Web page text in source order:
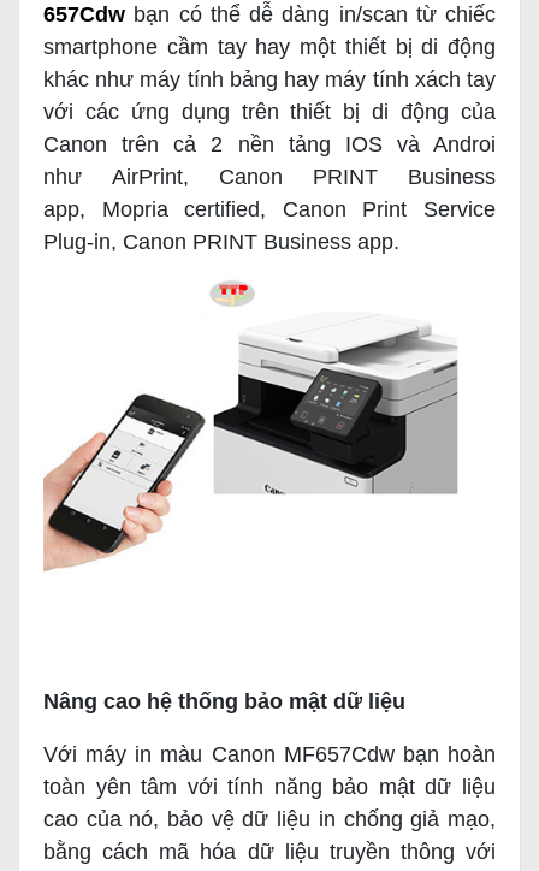
657Cdw bạn có thể dễ dàng in/scan từ chiếc
smartphone cầm tay hay một thiết bị di động
khác như máy tính bảng hay máy tính xách tay
với các ứng dụng trên thiết bị di động của
Canon trên cả 2 nền tảng IOS và Androi
như AirPrint, Canon PRINT Business
app, Mopria certified, Canon Print Service
Plug-in, Canon PRINT Business app.
Nâng cao hệ thống bảo mật dữ liệu
Với máy in màu Canon MF657Cdw bạn hoàn
toàn yên tâm với tính năng bảo mật dữ liệu
cao của nó, bảo vệ dữ liệu in chống giả mạo,
bằng cách mã hóa dữ liệu truyền thông với